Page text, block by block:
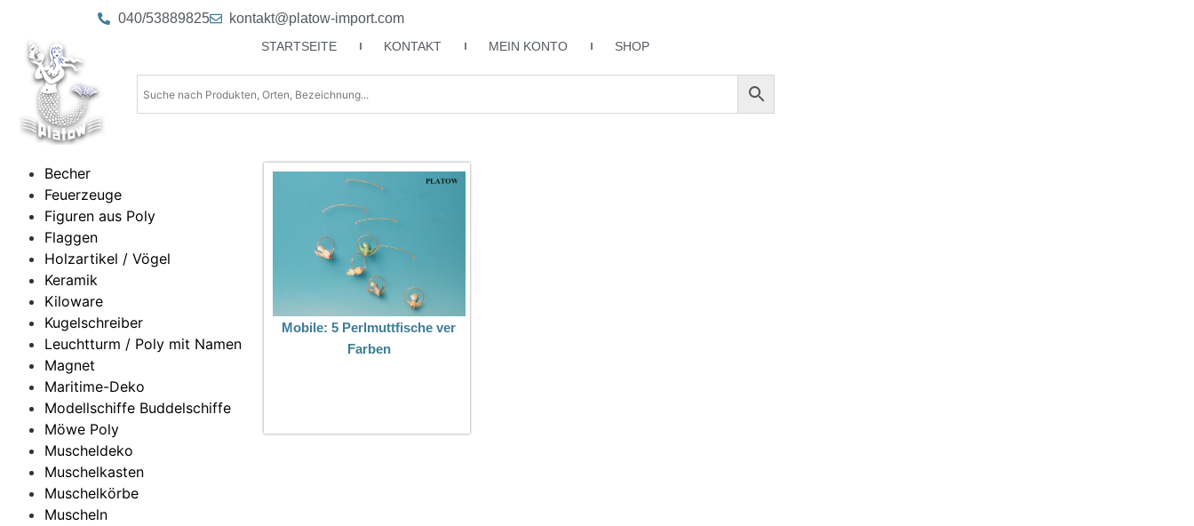
040/53889825 kontakt@platow-import.com
STARTSEITE KONTAKT MEIN KONTO SHOP
Becher
Feuerzeuge
Figuren aus Poly
Flaggen
Holzartikel / Vögel
Keramik
Kiloware
Kugelschreiber
Leuchtturm / Poly mit Namen
Magnet
Maritime-Deko
Modellschiffe Buddelschiffe
Möwe Poly
Muscheldeko
Muschelkasten
Muschelkörbe
Muscheln
Mobile: 5 Perlmuttfische ver
Farben